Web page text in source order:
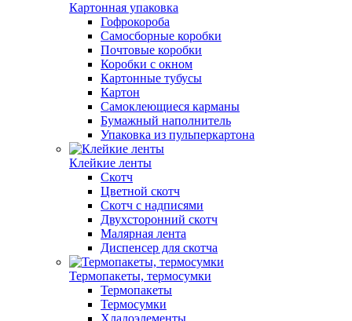
Картонная упаковка
Гофрокороба
Самосборные коробки
Почтовые коробки
Коробки с окном
Картонные тубусы
Картон
Самоклеющиеся карманы
Бумажный наполнитель
Упаковка из пульперкартона
Клейкие ленты
Скотч
Цветной скотч
Скотч с надписями
Двухсторонний скотч
Малярная лента
Диспенсер для скотча
Термопакеты, термосумки
Термопакеты
Термосумки
Хладоэлементы